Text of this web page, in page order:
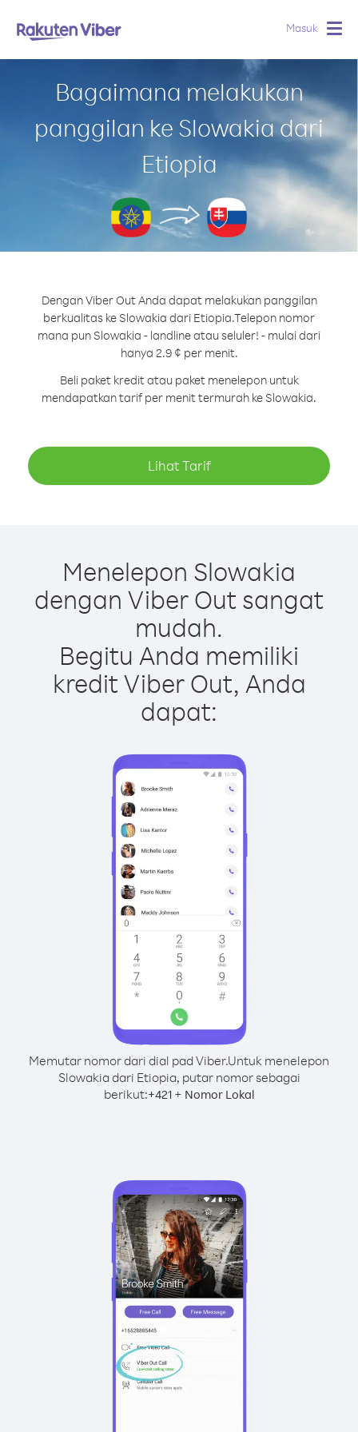
Masuk
Bagaimana melakukan
panggilan ke Slowakia dari
Etiopia
Dengan Viber Out Anda dapat melakukan panggilan
berkualitas ke Slowakia dari Etiopia.Telepon nomor
mana pun Slowakia - landline atau seluler! - mulai dari
hanya 2.9 ¢ per menit.
Beli paket kredit atau paket menelepon untuk
mendapatkan tarif per menit termurah ke Slowakia.
Lihat Tarif
Menelepon Slowakia
dengan Viber Out sangat
mudah.
Begitu Anda memiliki
kredit Viber Out, Anda
dapat:
Memutar nomor dari dial pad Viber.Untuk menelepon
Slowakia dari Etiopia, putar nomor sebagai
berikut:+421+ Nomor Lokal